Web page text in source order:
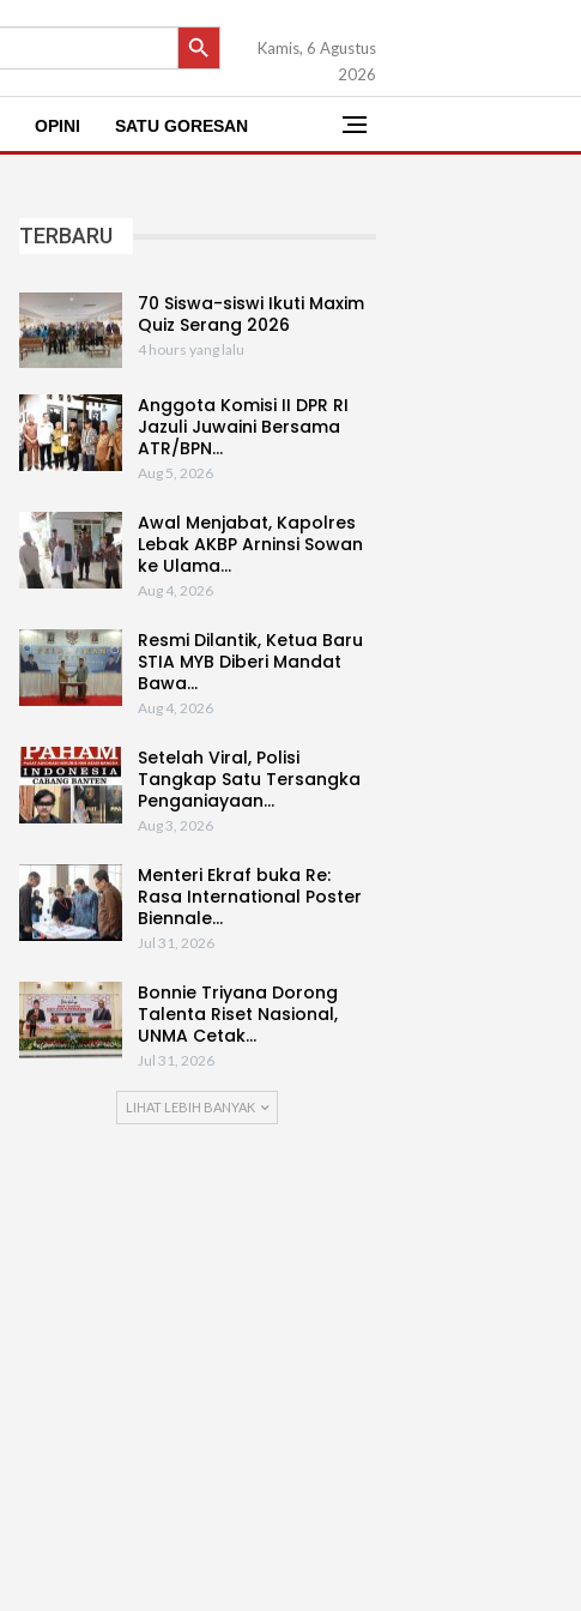
SEARCH BUTTON
Kamis, 6 Agustus
2026
OPINI SATU GORESAN
TERBARU
70 Siswa-siswi Ikuti Maxim
Quiz Serang 2026
4 hours yang lalu
Anggota Komisi II DPR RI
Jazuli Juwaini Bersama
ATR/BPN…
Aug 5, 2026
Awal Menjabat, Kapolres
Lebak AKBP Arninsi Sowan
ke Ulama…
Aug 4, 2026
Resmi Dilantik, Ketua Baru
STIA MYB Diberi Mandat
Bawa…
Aug 4, 2026
Setelah Viral, Polisi
Tangkap Satu Tersangka
Penganiayaan…
Aug 3, 2026
Menteri Ekraf buka Re:
Rasa International Poster
Biennale…
Jul 31, 2026
Bonnie Triyana Dorong
Talenta Riset Nasional,
UNMA Cetak…
Jul 31, 2026
LIHAT LEBIH BANYAK